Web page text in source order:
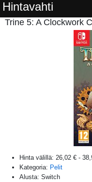
Hintavahti
Trine 5: A Clockwork
Hinta välillä: 26,02 € -
Kategoria: Pelit
Alusta: Switch